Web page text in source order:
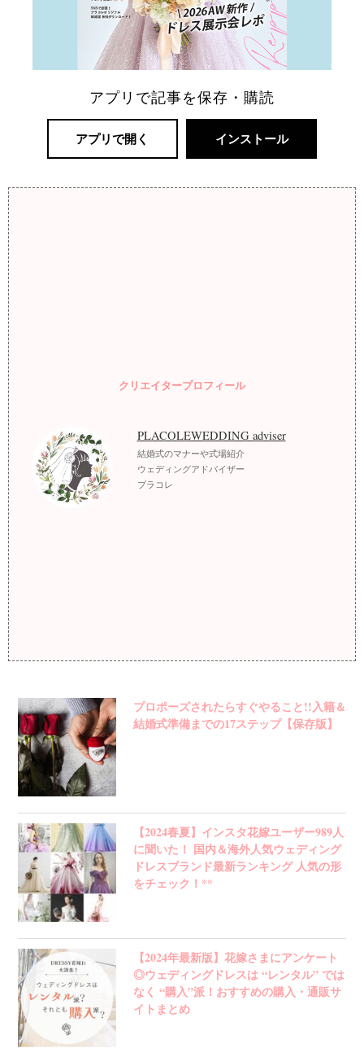
アプリで記事を保存・購読
アプリで開く インストール
クリエイタープロフィール
PLACOLEWEDDING adviser
結婚式のマナーや式場紹介
ウェディングアドバイザー
プラコレ
プロポーズされたらすぐやること!!入籍＆
結婚式準備までの17ステップ【保存版】
【2024春夏】インスタ花嫁ユーザー989人
に聞いた！ 国内＆海外人気ウェディング
ドレスブランド最新ランキング 人気の形
をチェック！**
【2024年最新版】花嫁さまにアンケート
◎ウェディングドレスは “レンタル” では
なく “購入”派！おすすめの購入・通販サ
イトまとめ